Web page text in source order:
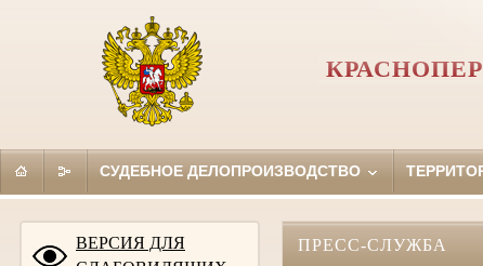
СУДЕБНОЕ ДЕЛОПРОИЗВОДСТВО
ВЕРСИЯ ДЛЯ
ПРЕСС-СЛУЖБА